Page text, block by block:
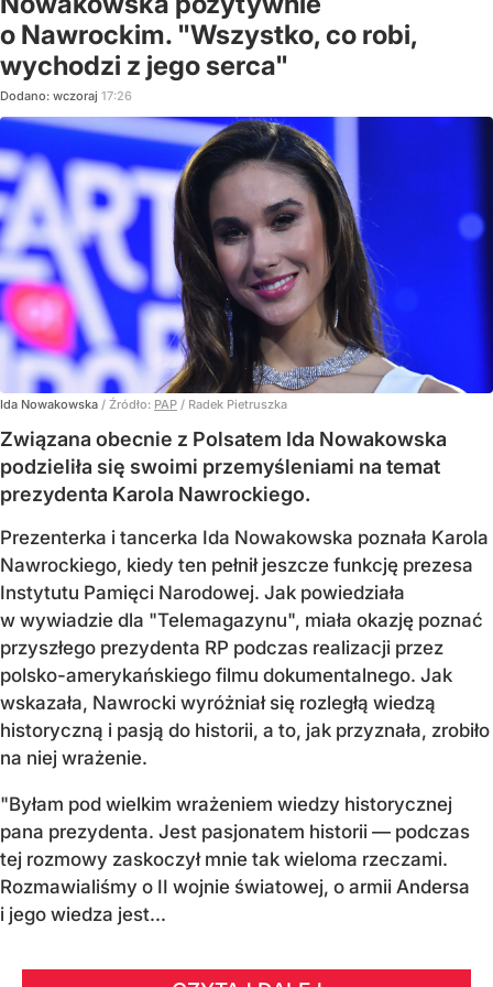
o Nawrockim. "Wszystko, co robi,
wychodzi z jego serca"
Dodano: wczoraj 17:26
Ida Nowakowska / Źródło: PAP / Radek Pietruszka
Związana obecnie z Polsatem Ida Nowakowska
podzieliła się swoimi przemyśleniami na temat
prezydenta Karola Nawrockiego.
Prezenterka i tancerka Ida Nowakowska poznała Karola
Nawrockiego, kiedy ten pełnił jeszcze funkcję prezesa
Instytutu Pamięci Narodowej. Jak powiedziała
w wywiadzie dla "Telemagazynu", miała okazję poznać
przyszłego prezydenta RP podczas realizacji przez
polsko-amerykańskiego filmu dokumentalnego. Jak
wskazała, Nawrocki wyróżniał się rozległą wiedzą
historyczną i pasją do historii, a to, jak przyznała, zrobiło
na niej wrażenie.
"Byłam pod wielkim wrażeniem wiedzy historycznej
pana prezydenta. Jest pasjonatem historii — podczas
tej rozmowy zaskoczył mnie tak wieloma rzeczami.
Rozmawialiśmy o II wojnie światowej, o armii Andersa
i jego wiedza jest...